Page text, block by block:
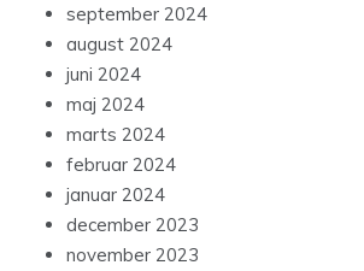
september 2024
august 2024
juni 2024
maj 2024
marts 2024
februar 2024
januar 2024
december 2023
november 2023